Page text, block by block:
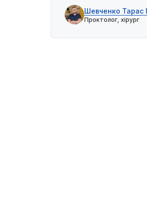
Шевченко Тарас
Проктолог, хірург